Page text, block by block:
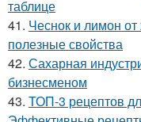
таблице
41. Чеснок и лимон
полезные свойства
42. Сахарная
бизнесменом
43. ТОП-3 рецептов